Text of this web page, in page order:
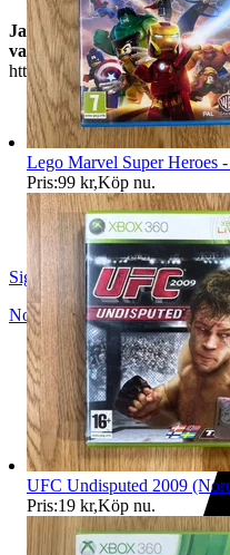
Jag erbjuder samfrakt, så
varor du vill ha så får du
https://www.tradera.com/
SigmaSpel
Norrtälje, Sverige
Lego Marvel Super Heroes
Pris:99 kr,Köp nu.
UFC Undisputed 2009
Pris:19 kr,Köp nu.